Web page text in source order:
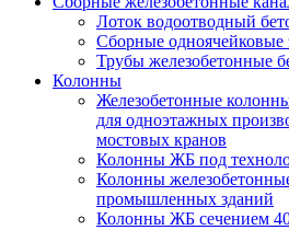
Лоток водоотводный
Сборные одноячейковые
Трубы железобетонные
Колонны
Железобетонные
для одноэтажных
мостовых кранов
Колонны ЖБ под
Колонны
промышленных зданий
Колонны ЖБ сечением